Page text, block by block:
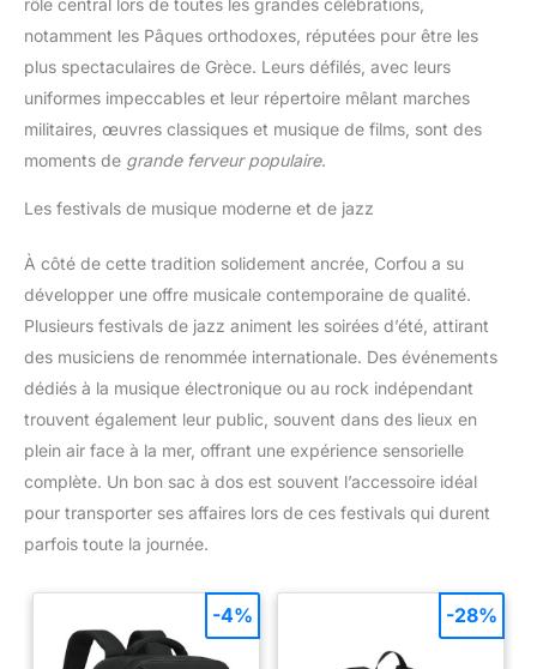
rôle central lors de toutes les grandes célébrations,
notamment les Pâques orthodoxes, réputées pour être les
plus spectaculaires de Grèce. Leurs défilés, avec leurs
uniformes impeccables et leur répertoire mêlant marches
militaires, œuvres classiques et musique de films, sont des
moments de grande ferveur populaire.
Les festivals de musique moderne et de jazz
À côté de cette tradition solidement ancrée, Corfou a su
développer une offre musicale contemporaine de qualité.
Plusieurs festivals de jazz animent les soirées d’été, attirant
des musiciens de renommée internationale. Des événements
dédiés à la musique électronique ou au rock indépendant
trouvent également leur public, souvent dans des lieux en
plein air face à la mer, offrant une expérience sensorielle
complète. Un bon sac à dos est souvent l’accessoire idéal
pour transporter ses affaires lors de ces festivals qui durent
parfois toute la journée.
-4% -28%